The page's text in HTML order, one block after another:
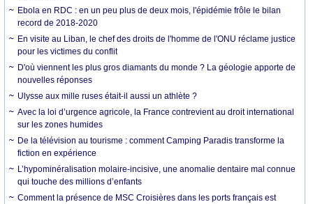
Ebola en RDC : en un peu plus de deux mois, l'épidémie frôle le bilan
record de 2018-2020
En visite au Liban, le chef des droits de l'homme de l'ONU réclame justice
pour les victimes du conflit
D'où viennent les plus gros diamants du monde ? La géologie apporte de
nouvelles réponses
Ulysse aux mille ruses était-il aussi un athlète ?
Avec la loi d’urgence agricole, la France contrevient au droit international
sur les zones humides
De la télévision au tourisme : comment Camping Paradis transforme la
fiction en expérience
L’hypominéralisation molaire-incisive, une anomalie dentaire mal connue
qui touche des millions d’enfants
Comment la présence de MSC Croisières dans les ports français est